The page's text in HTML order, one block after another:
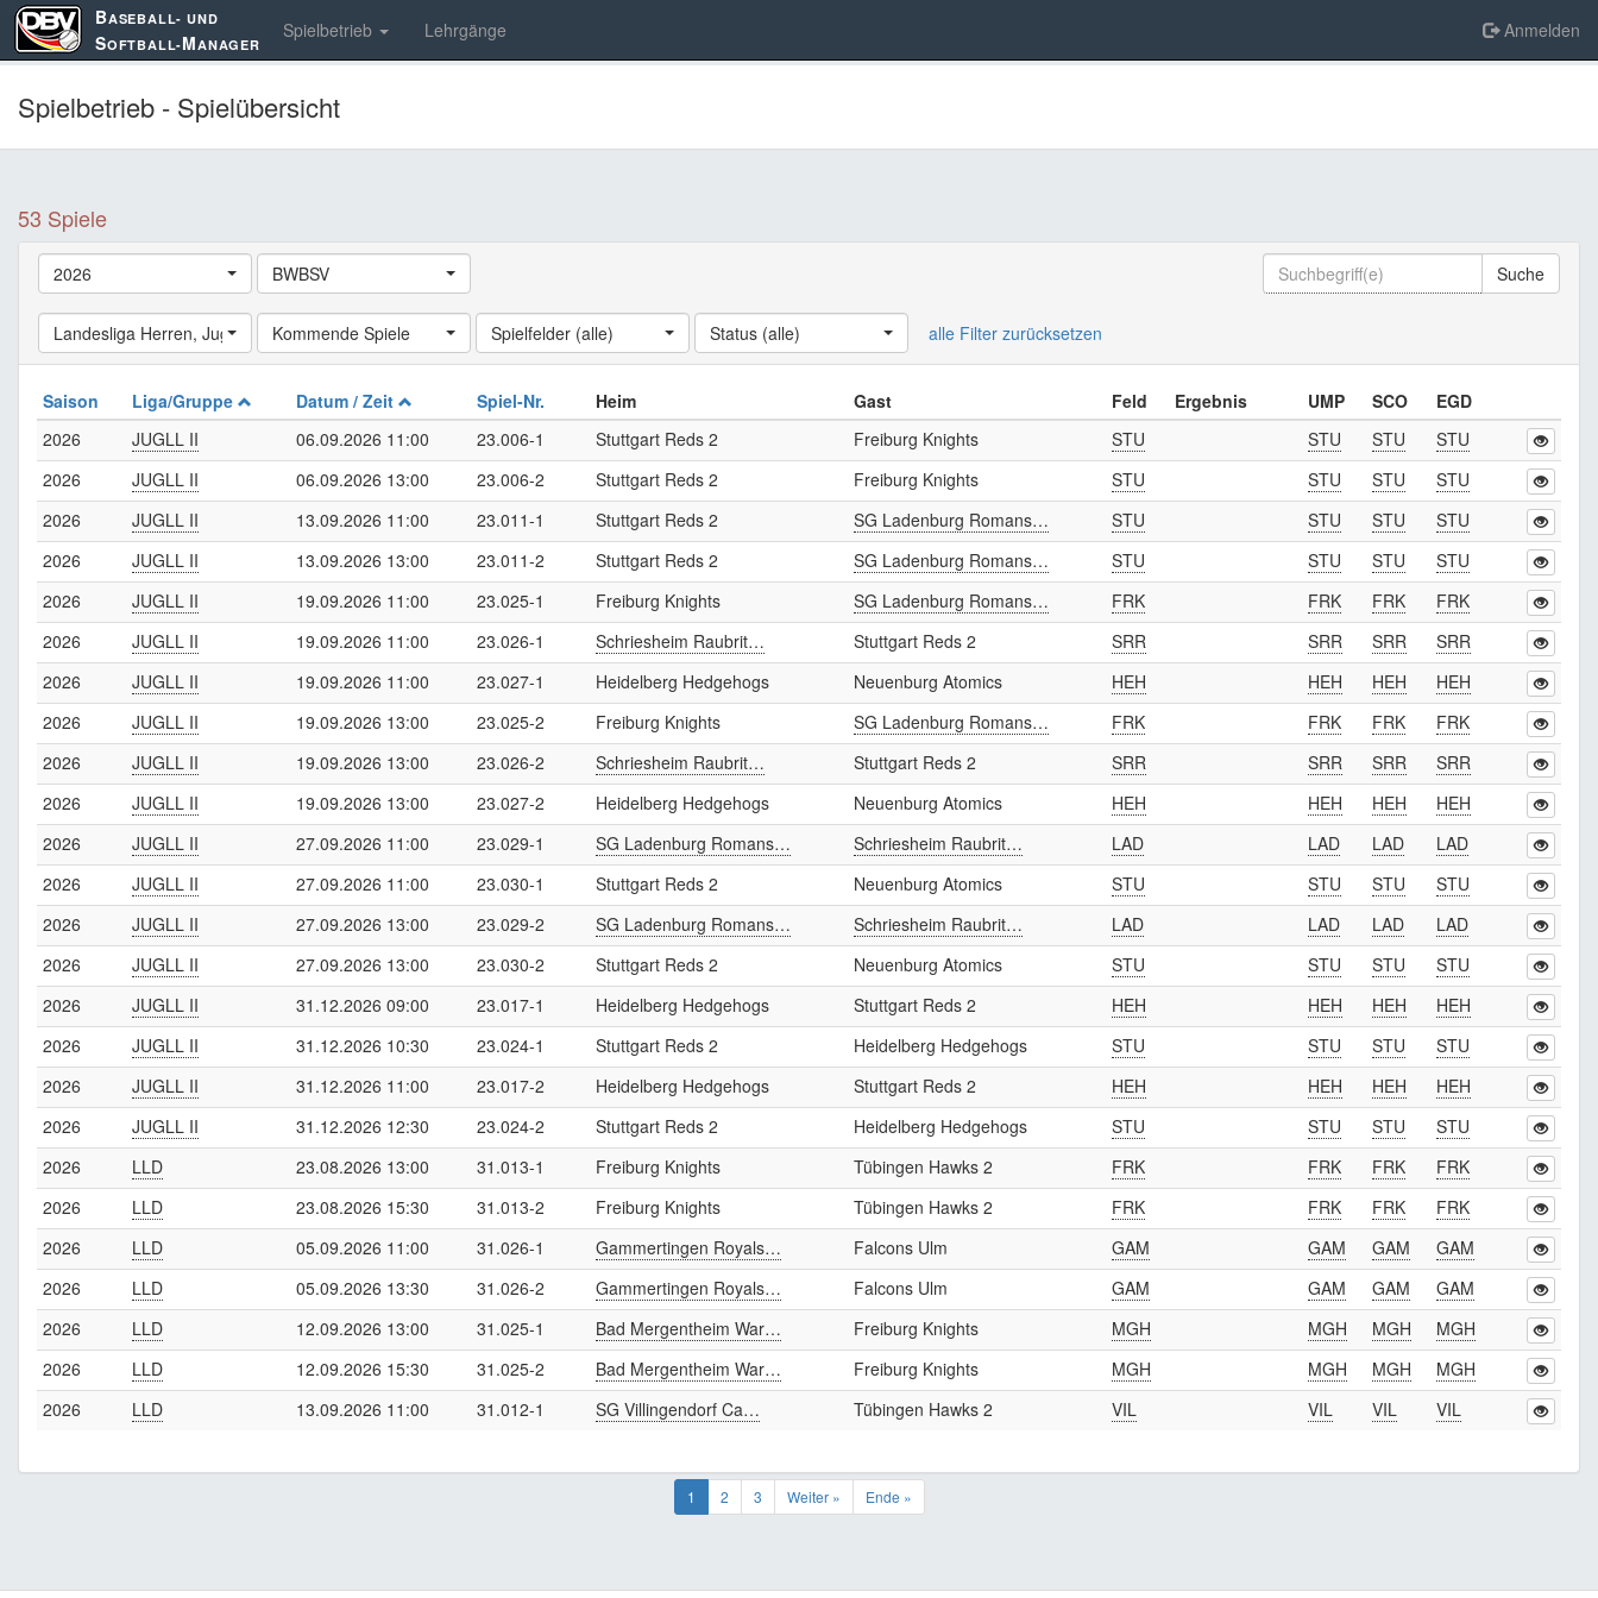
BASEBALL- UND
SOFTBALL-MANAGER
Spielbetrieb Lehrgänge Anmelden
Spielbetrieb - Spielübersicht
53 Spiele
Suche
2026 BWBSV
Landesliga Herren, Jugend Landesliga,Schüler Landesliga,Landesliga Damen
Kommende Spiele Spielfelder (alle) Status (alle) alle Filter zurücksetzen
Saison Liga/Gruppe Datum / Zeit Spiel-Nr. Heim Gast Feld Ergebnis UMP SCO
EGD
2026
JUGLL II 06.09.2026 11:00 23.006-1 Stuttgart Reds 2 Freiburg Knights STU STU STU
STU
2026
JUGLL II 06.09.2026 13:00 23.006-2 Stuttgart Reds 2 Freiburg Knights STU STU STU
STU
2026
JUGLL II 13.09.2026 11:00 23.011-1 Stuttgart Reds 2 SG Ladenburg Romans… STU STU STU
STU
2026
JUGLL II 13.09.2026 13:00 23.011-2 Stuttgart Reds 2 SG Ladenburg Romans… STU STU STU
STU
2026
JUGLL II 19.09.2026 11:00 23.025-1 Freiburg Knights SG Ladenburg Romans… FRK FRK FRK
FRK
2026
JUGLL II 19.09.2026 11:00 23.026-1 Schriesheim Raubrit… Stuttgart Reds 2 SRR SRR SRR
SRR
2026
JUGLL II 19.09.2026 11:00 23.027-1 Heidelberg Hedgehogs Neuenburg Atomics HEH HEH HEH
HEH
2026
JUGLL II 19.09.2026 13:00 23.025-2 Freiburg Knights SG Ladenburg Romans… FRK FRK FRK
FRK
2026
JUGLL II 19.09.2026 13:00 23.026-2 Schriesheim Raubrit… Stuttgart Reds 2 SRR SRR SRR
SRR
2026
JUGLL II 19.09.2026 13:00 23.027-2 Heidelberg Hedgehogs Neuenburg Atomics HEH HEH HEH
HEH
2026
JUGLL II 27.09.2026 11:00 23.029-1 SG Ladenburg Romans… Schriesheim Raubrit… LAD LAD LAD
LAD
2026
JUGLL II 27.09.2026 11:00 23.030-1 Stuttgart Reds 2 Neuenburg Atomics STU STU STU
STU
2026
JUGLL II 27.09.2026 13:00 23.029-2 SG Ladenburg Romans… Schriesheim Raubrit… LAD LAD LAD
LAD
2026
JUGLL II 27.09.2026 13:00 23.030-2 Stuttgart Reds 2 Neuenburg Atomics STU STU STU
STU
2026
JUGLL II 31.12.2026 09:00 23.017-1 Heidelberg Hedgehogs Stuttgart Reds 2 HEH HEH HEH
HEH
2026
JUGLL II 31.12.2026 10:30 23.024-1 Stuttgart Reds 2 Heidelberg Hedgehogs STU STU STU
STU
2026
JUGLL II 31.12.2026 11:00 23.017-2 Heidelberg Hedgehogs Stuttgart Reds 2 HEH HEH HEH
HEH
2026
JUGLL II 31.12.2026 12:30 23.024-2 Stuttgart Reds 2 Heidelberg Hedgehogs STU STU STU
STU
2026
LLD 23.08.2026 13:00 31.013-1 Freiburg Knights Tübingen Hawks 2 FRK FRK FRK
FRK
2026
LLD 23.08.2026 15:30 31.013-2 Freiburg Knights Tübingen Hawks 2 FRK FRK FRK
FRK
2026
LLD 05.09.2026 11:00 31.026-1 Gammertingen Royals… Falcons Ulm GAM GAM GAM
GAM
2026
LLD 05.09.2026 13:30 31.026-2 Gammertingen Royals… Falcons Ulm GAM GAM GAM
GAM
2026
LLD 12.09.2026 13:00 31.025-1 Bad Mergentheim War… Freiburg Knights MGH MGH MGH
MGH
2026
LLD 12.09.2026 15:30 31.025-2 Bad Mergentheim War… Freiburg Knights MGH MGH MGH
MGH
2026
LLD 13.09.2026 11:00 31.012-1 SG Villingendorf Ca… Tübingen Hawks 2 VIL VIL VIL VIL
1 2 3 Weiter » Ende »